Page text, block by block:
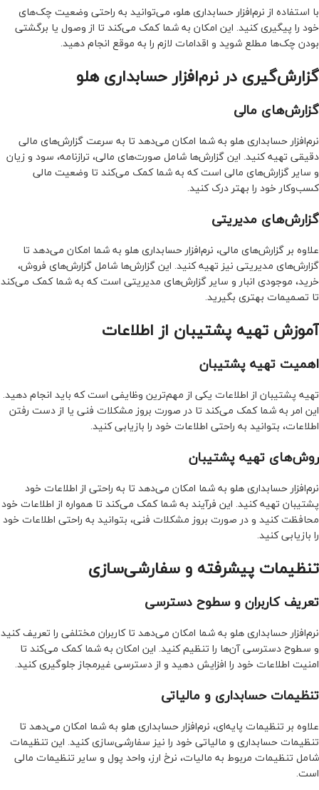
با استفاده از نرم‌افزار حسابداری هلو، می‌توانید به راحتی وضعیت چک‌های
خود را پیگیری کنید. این امکان به شما کمک می‌کند تا از وصول یا برگشتی
بودن چک‌ها مطلع شوید و اقدامات لازم را به موقع انجام دهید.
گزارش‌گیری در نرم‌افزار حسابداری هلو
گزارش‌های مالی
نرم‌افزار حسابداری هلو به شما امکان می‌دهد تا به سرعت گزارش‌های مالی
دقیقی تهیه کنید. این گزارش‌ها شامل صورت‌های مالی، ترازنامه، سود و زیان
و سایر گزارش‌های مالی است که به شما کمک می‌کند تا وضعیت مالی
کسب‌وکار خود را بهتر درک کنید.
گزارش‌های مدیریتی
علاوه بر گزارش‌های مالی، نرم‌افزار حسابداری هلو به شما امکان می‌دهد تا
گزارش‌های مدیریتی نیز تهیه کنید. این گزارش‌ها شامل گزارش‌های فروش،
خرید، موجودی انبار و سایر گزارش‌های مدیریتی است که به شما کمک می‌کند
تا تصمیمات بهتری بگیرید.
آموزش تهیه پشتیبان از اطلاعات
اهمیت تهیه پشتیبان
تهیه پشتیبان از اطلاعات یکی از مهم‌ترین وظایفی است که باید انجام دهید.
این امر به شما کمک می‌کند تا در صورت بروز مشکلات فنی یا از دست رفتن
اطلاعات، بتوانید به راحتی اطلاعات خود را بازیابی کنید.
روش‌های تهیه پشتیبان
نرم‌افزار حسابداری هلو به شما امکان می‌دهد تا به راحتی از اطلاعات خود
پشتیبان تهیه کنید. این فرآیند به شما کمک می‌کند تا همواره از اطلاعات خود
محافظت کنید و در صورت بروز مشکلات فنی، بتوانید به راحتی اطلاعات خود
را بازیابی کنید.
تنظیمات پیشرفته و سفارشی‌سازی
تعریف کاربران و سطوح دسترسی
نرم‌افزار حسابداری هلو به شما امکان می‌دهد تا کاربران مختلفی را تعریف کنید
و سطوح دسترسی آن‌ها را تنظیم کنید. این امکان به شما کمک می‌کند تا
امنیت اطلاعات خود را افزایش دهید و از دسترسی غیرمجاز جلوگیری کنید.
تنظیمات حسابداری و مالیاتی
علاوه بر تنظیمات پایه‌ای، نرم‌افزار حسابداری هلو به شما امکان می‌دهد تا
تنظیمات حسابداری و مالیاتی خود را نیز سفارشی‌سازی کنید. این تنظیمات
شامل تنظیمات مربوط به مالیات، نرخ ارز، واحد پول و سایر تنظیمات مالی
است.